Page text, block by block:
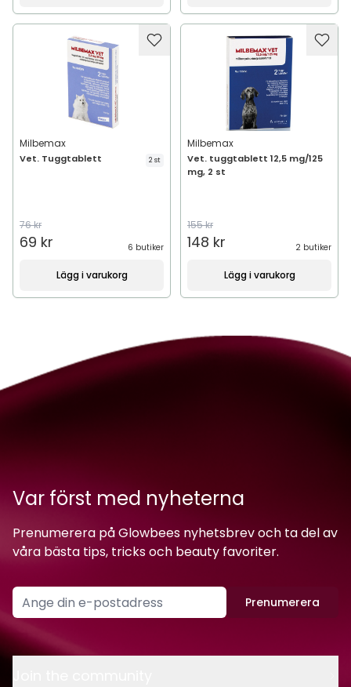
Milbemax
Vet. Tuggtablett 2 st
76 kr
69 kr 6 butiker
Lägg i varukorg
Milbemax
Vet. tuggtablett 12,5 mg/125
mg, 2 st
155 kr
148 kr 2 butiker
Lägg i varukorg
Var först med nyheterna
Prenumerera på Glowbees nyhetsbrev och ta del av
våra bästa tips, tricks och beauty favoriter.
Prenumerera